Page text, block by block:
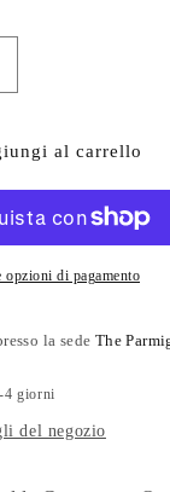
al carrello
opzioni di pagamento
la sede The
giorni
del negozio